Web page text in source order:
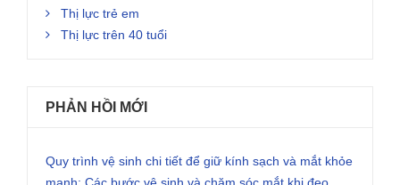
Thị lực trẻ em
Thị lực trên 40 tuổi
PHẢN HỒI MỚI
Quy trình vệ sinh chi tiết để giữ kính sạch và mắt khỏe